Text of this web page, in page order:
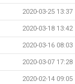
2020-03-25 13:37
2020-03-18 13:42
2020-03-16 08:03
2020-03-07 17:28
2020-02-14 09:05